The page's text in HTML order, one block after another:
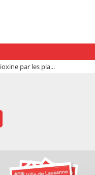
par les pla...